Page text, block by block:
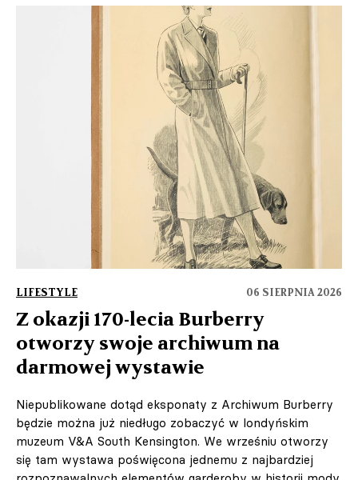
LIFESTYLE 06 SIERPNIA 2026
Z okazji 170-lecia Burberry
otworzy swoje archiwum na
darmowej wystawie
Niepublikowane dotąd eksponaty z Archiwum Burberry
będzie można już niedługo zobaczyć w londyńskim
muzeum V&A South Kensington. We wrześniu otworzy
się tam wystawa poświęcona jednemu z najbardziej